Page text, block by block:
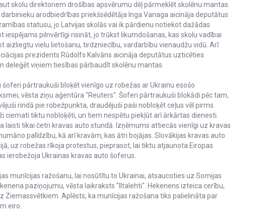
skolu direktoriem drošības apsvērumu dēļ pārmeklēt skolēnu mantas.
darbinieku arodbiedrības priekšsēdētāja Inga Vanaga aicināja deputātus
statusu, jo Latvijas skolās vai ik pārdienu notiekot dažādas
iespējams pilnvērtīgi risināt, jo trūkst likumdošanas, kas skolu vadībai
aizliegtu vielu lietošanu, tirdzniecību, vardarbību vienaudžu vidū. Arī
prezidents Rūdolfs Kalvāns aicināja deputātus uzticēties
deleģēt viņiem tiesības pārbaudīt skolēnu mantas.
pārtraukuši bloķēt vienīgo uz robežas ar Ukrainu esošo
vēsta ziņu aģentūra "Reuters". Šoferi pārtraukuši blokādi pēc tam,
rindā pie robežpunkta, draudējuši paši nobloķēt ceļus vēl pirms
ciemati tiktu nobloķēti, un tiem nespētu piekļūt arī ārkārtas dienesti.
laisti tikai četri kravas auto stundā. Izņēmums attiecās vienīgi uz kravas
palīdzību, kā arī kravām, kas ātri bojājas. Slovākijas kravas auto
uz robežas rīkoja protestus, pieprasot, lai tiktu atjaunota Eiropas
ierobežoja Ukrainas kravas auto šoferus.
munīcijas ražošanu, lai nosūtītu to Ukrainai, atsaucoties uz Somijas
paziņojumu, vēsta laikraksts "Iltalehti". Hekenens izteica cerību,
Ziemassvētkiem. Aplēsts, ka munīcijas ražošana tiks palielināta par
eiro.